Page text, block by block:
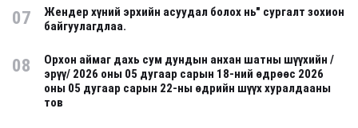
07
Жендер хүний эрхийн асуудал болох нь" сургалт зохион
байгуулагдлаа.
08
Орхон аймаг дахь сум дундын анхан шатны шүүхийн /
эрүү/ 2026 оны 05 дугаар сарын 18-ний өдрөөс 2026
оны 05 дугаар сарын 22-ны өдрийн шүүх хуралдааны
тов